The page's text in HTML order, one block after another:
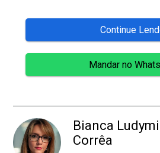
Continue
Mandar no
Bianca
Corrêa